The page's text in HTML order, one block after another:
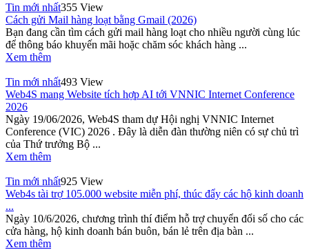
Tin mới nhất355 View
Cách gửi Mail hàng loạt bằng Gmail (2026)
Bạn đang cần tìm cách gửi mail hàng loạt cho nhiều người cùng lúc
để thông báo khuyến mãi hoặc chăm sóc khách hàng ...
Xem thêm
Tin mới nhất493 View
Web4S mang Website tích hợp AI tới VNNIC Internet Conference
2026
Ngày 19/06/2026, Web4S tham dự Hội nghị VNNIC Internet
Conference (VIC) 2026 . Đây là diễn đàn thường niên có sự chủ trì
của Thứ trưởng Bộ ...
Xem thêm
Tin mới nhất925 View
Web4s tài trợ 105.000 website miễn phí, thúc đẩy các hộ kinh doanh
...
Ngày 10/6/2026, chương trình thí điểm hỗ trợ chuyển đổi số cho các
cửa hàng, hộ kinh doanh bán buôn, bán lẻ trên địa bàn ...
Xem thêm